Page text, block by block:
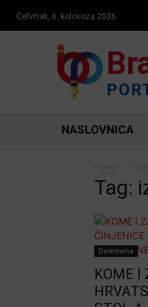
Četvrtak, 6. kolovoza 2026.
NASLOVNICA
Tag:
Domovina
KOME I